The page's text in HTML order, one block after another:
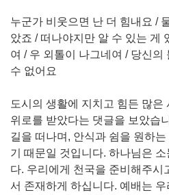
누군가 비웃으면 난 더 힘내요 /
았죠 / 떠나야지만 알 수 있는 게
여 / 우 외톨이 나그네여 / 당신의
수 없어요
도시의 생활에 지치고 힘든 많은
위로를 받았다는 댓글을 보았습
길을 떠나며, 안식과 쉼을 원하
기 때문일 것입니다. 하나님은
다. 우리에게 천국을 준비해주시
서 존재하게 하십니다. 예배는